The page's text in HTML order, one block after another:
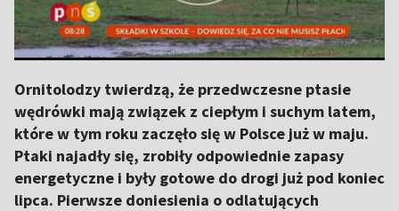
Ornitolodzy twierdzą, że przedwczesne ptasie
wędrówki mają związek z ciepłym i suchym latem,
które w tym roku zaczęło się w Polsce już w maju.
Ptaki najadły się, zrobiły odpowiednie zapasy
energetyczne i były gotowe do drogi już pod koniec
lipca. Pierwsze doniesienia o odlatujących